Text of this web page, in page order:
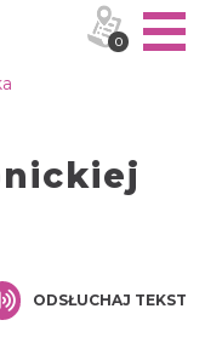
ODSŁUCHAJ TEKST
0